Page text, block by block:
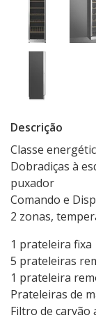
Descrição
Classe
Dobradiças à
puxador
Comando e
2 zonas,
1 prateleira fixa
5 prateleiras
1 prateleira
Prateleiras de
Filtro de carvão